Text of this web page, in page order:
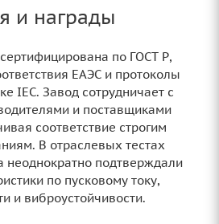
и награды
по ГОСТ Р,
ЕАЭС и протоколы
IEC. Завод сотрудничает с
и поставщиками
соответствие строгим
В отраслевых тестах
неоднократно подтверждали
по пусковому току,
и виброустойчивости.